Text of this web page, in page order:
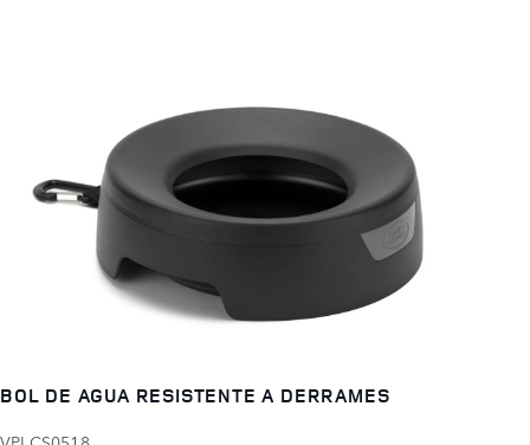
BOL DE AGUA RESISTENTE A DERRAMES